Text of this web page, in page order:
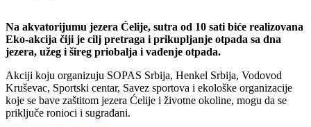
Na akvatorijumu jezera Ćelije, sutra od 10 sati biće realizovana
Eko-akcija čiji je cilj pretraga i prikupljanje otpada sa dna
jezera, užeg i šireg priobalja i vađenje otpada.
Akciji koju organizuju SOPAS Srbija, Henkel Srbija, Vodovod
Kruševac, Sportski centar, Savez sportova i ekološke organizacije
koje se bave zaštitom jezera Ćelije i životne okoline, mogu da se
priključe ronioci i sugrađani.